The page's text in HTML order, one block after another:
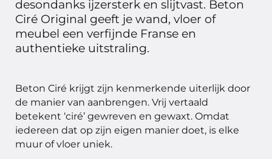
desondanks ijzersterk en slijtvast. Beton
Ciré Original geeft je wand, vloer of
meubel een verfijnde Franse en
authentieke uitstraling.
Beton Ciré krijgt zijn kenmerkende uiterlijk door
de manier van aanbrengen. Vrij vertaald
betekent ‘ciré’ gewreven en gewaxt. Omdat
iedereen dat op zijn eigen manier doet, is elke
muur of vloer uniek.